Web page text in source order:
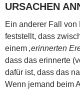
URSACHEN
Ein anderer Fall von
feststellt, dass
einem ‚erinnerten
dass das erinnerte
dafür ist, dass das
Wenn jemand beim